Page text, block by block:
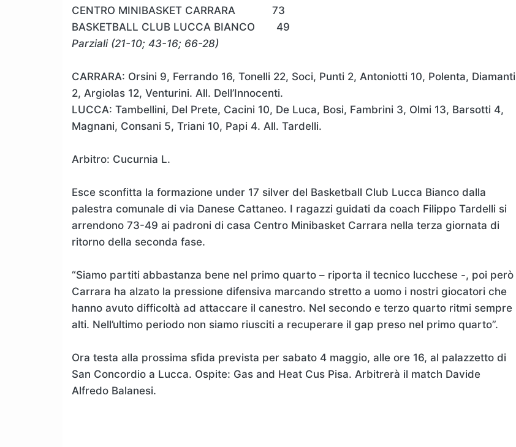
CENTRO MINIBASKET CARRARA 73
BASKETBALL CLUB LUCCA BIANCO 49
Parziali (21-10; 43-16; 66-28)
CARRARA: Orsini 9, Ferrando 16, Tonelli 22, Soci, Punti 2, Antoniotti 10, Polenta, Diamanti
2, Argiolas 12, Venturini. All. Dell’Innocenti.
LUCCA: Tambellini, Del Prete, Cacini 10, De Luca, Bosi, Fambrini 3, Olmi 13, Barsotti 4,
Magnani, Consani 5, Triani 10, Papi 4. All. Tardelli.
Arbitro: Cucurnia L.
Esce sconfitta la formazione under 17 silver del Basketball Club Lucca Bianco dalla
palestra comunale di via Danese Cattaneo. I ragazzi guidati da coach Filippo Tardelli si
arrendono 73-49 ai padroni di casa Centro Minibasket Carrara nella terza giornata di
ritorno della seconda fase.
“Siamo partiti abbastanza bene nel primo quarto – riporta il tecnico lucchese -, poi però
Carrara ha alzato la pressione difensiva marcando stretto a uomo i nostri giocatori che
hanno avuto difficoltà ad attaccare il canestro. Nel secondo e terzo quarto ritmi sempre
alti. Nell’ultimo periodo non siamo riusciti a recuperare il gap preso nel primo quarto”.
Ora testa alla prossima sfida prevista per sabato 4 maggio, alle ore 16, al palazzetto di
San Concordio a Lucca. Ospite: Gas and Heat Cus Pisa. Arbitrerà il match Davide
Alfredo Balanesi.